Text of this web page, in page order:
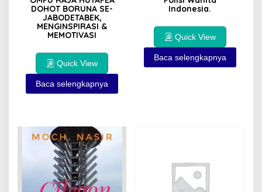
DOHOT BORUNA SE-
JABODETABEK,
MENGINSPIRASI &
MEMOTIVASI
Quick View
Baca selengkapnya
Indonesia.
Quick View
Baca selengkapnya